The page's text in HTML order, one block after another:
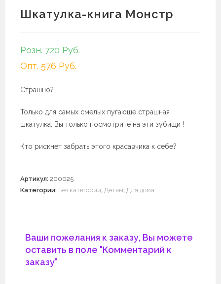
Шкатулка-книга Монстр
Розн. 720 Руб.
Опт. 576 Руб.
Страшно?
Только для самых смелых пугающе страшная
шкатулка. Вы только посмотрите на эти зубищи !
Кто рискнет забрать этого красавчика к себе?
Артикул:200025
Категории: Без категории,Детям,Для дома
Ваши пожелания к заказу, Вы можете
оставить в поле "Комментарий к
заказу"